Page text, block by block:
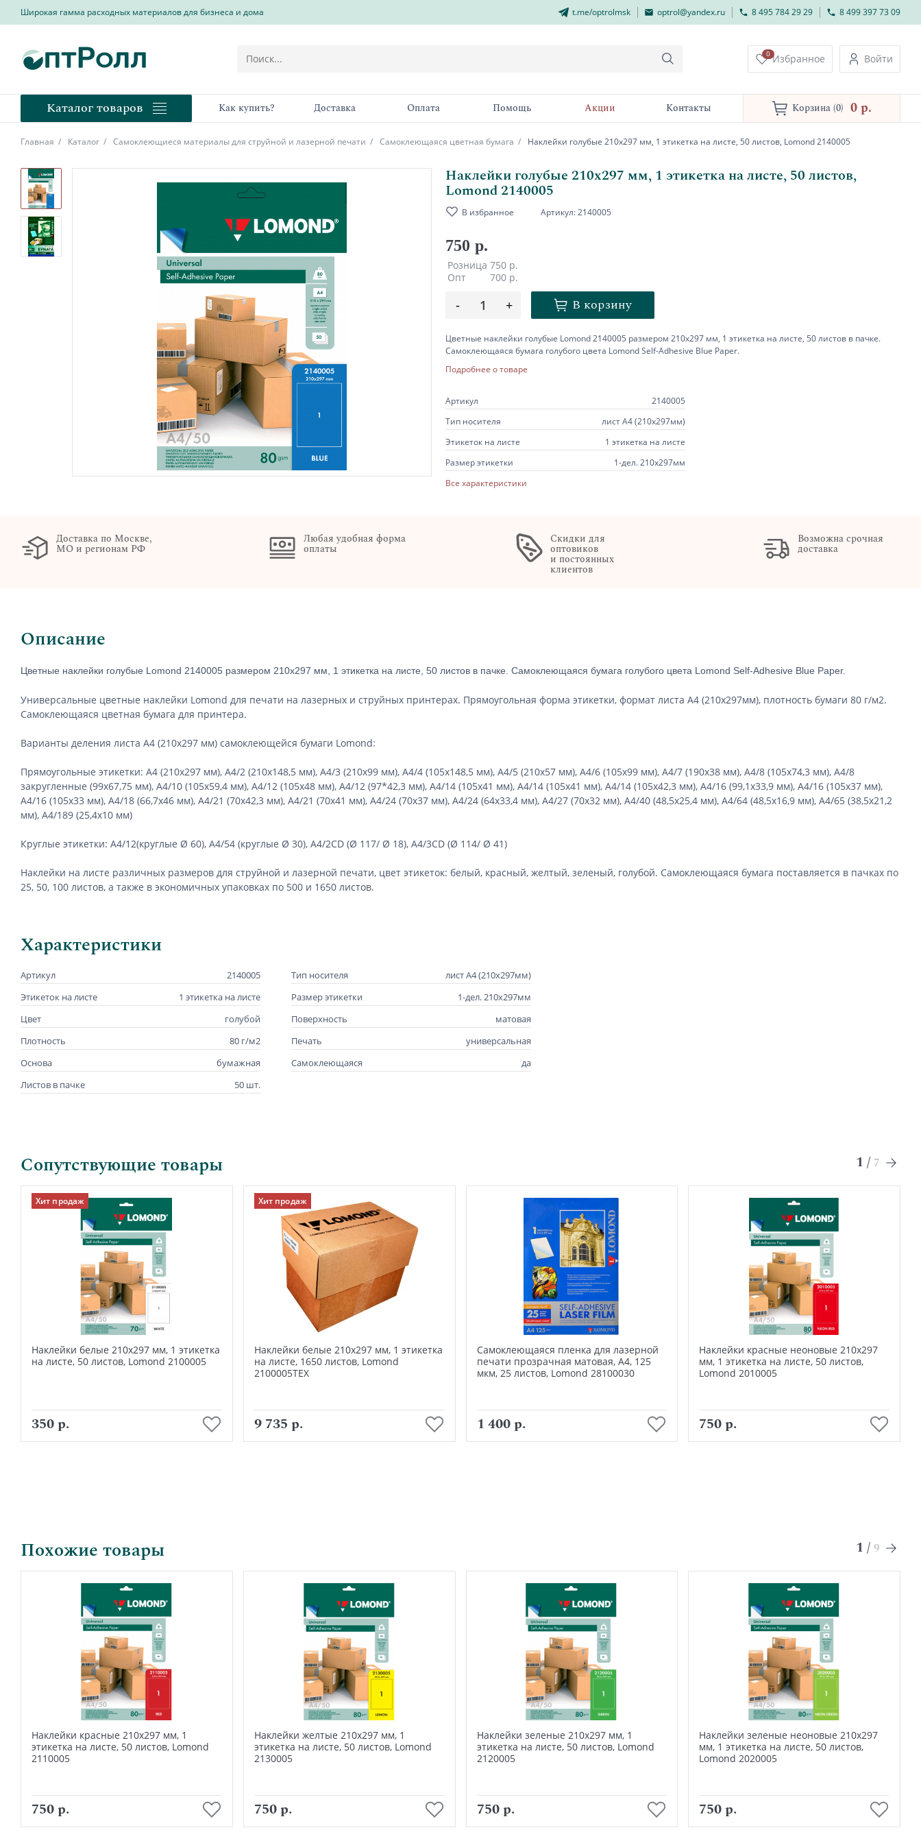
Широкая гамма расходных материалов для бизнеса и дома t.me/optrolmsk optrol@yandex.ru 8 495 784 29 29 8 499 397 73 09
0 Избранное Войти
Каталог товаров Как купить? Доставка Оплата Помощь Акции Контакты Корзина (0) 0 p.
Главная Каталог Самоклеющиеся материалы для струйной и лазерной печати Самоклеющаяся цветная бумага Наклейки голубые 210х297 мм, 1 этикетка на листе, 50 листов, Lomond 2140005
Наклейки голубые 210х297 мм, 1 этикетка на листе, 50 листов,
Lomond 2140005
В избранное Артикул:2140005
750 р.
Розница 750 р.
Опт
700 р.
- 1 + В корзину
Цветные наклейки голубые Lomond 2140005 размером 210х297 мм, 1 этикетка на листе, 50 листов в пачке.
Самоклеющаяся бумага голубого цвета Lomond Self-Adhesive Blue Paper.
Подробнее о товаре
Артикул
2140005
Тип носителя
лист А4 (210х297мм)
Этикеток на листе
1 этикетка на листе
Размер этикетки
1-дел. 210х297мм
Все характеристики
Доставка по Москве,
МО и регионам РФ
Любая удобная форма
оплаты
Скидки для
оптовиков
и постоянных
клиентов
Возможна срочная
доставка
Описание
Цветные наклейки голубые Lomond 2140005 размером 210х297 мм, 1 этикетка на листе, 50 листов в пачке. Самоклеющаяся бумага голубого цвета Lomond Self-Adhesive Blue Paper.
Универсальные цветные наклейки Lomond для печати на лазерных и струйных принтерах. Прямоугольная форма этикетки, формат листа А4 (210х297мм), плотность бумаги 80 г/м2.
Самоклеющаяся цветная бумага для принтера.
Варианты деления листа А4 (210х297 мм) самоклеющейся бумаги Lomond:
Прямоугольные этикетки: А4 (210х297 мм), А4/2 (210х148,5 мм), А4/3 (210х99 мм), А4/4 (105х148,5 мм), А4/5 (210х57 мм), А4/6 (105х99 мм), А4/7 (190х38 мм), А4/8 (105х74,3 мм), А4/8
закругленные (99х67,75 мм), А4/10 (105х59,4 мм), А4/12 (105х48 мм), А4/12 (97*42,3 мм), А4/14 (105х41 мм), А4/14 (105х41 мм), А4/14 (105х42,3 мм), А4/16 (99,1х33,9 мм), А4/16 (105х37 мм),
А4/16 (105х33 мм), А4/18 (66,7х46 мм), А4/21 (70х42,3 мм), А4/21 (70х41 мм), А4/24 (70х37 мм), А4/24 (64х33,4 мм), А4/27 (70х32 мм), А4/40 (48,5х25,4 мм), А4/64 (48,5х16,9 мм), А4/65 (38,5х21,2
мм), А4/189 (25,4х10 мм)
Круглые этикетки: А4/12(круглые Ø 60), А4/54 (круглые Ø 30), А4/2CD (Ø 117/ Ø 18), А4/3CD (Ø 114/ Ø 41)
Наклейки на листе различных размеров для струйной и лазерной печати, цвет этикеток: белый, красный, желтый, зеленый, голубой. Самоклеющаяся бумага поставляется в пачках по
25, 50, 100 листов, а также в экономичных упаковках по 500 и 1650 листов.
Характеристики
Артикул 2140005 Тип носителя
лист А4 (210х297мм)
Этикеток на листе
1 этикетка на листе Размер этикетки
1-дел. 210х297мм
Цвет
голубой Поверхность
матовая
Плотность
80 г/м2 Печать
универсальная
Основа
бумажная Самоклеющаяся
да
Листов в пачке
50 шт.
Сопутствующие товары 1 / 7
Хит продаж
Наклейки белые 210х297 мм, 1 этикетка
на листе, 50 листов, Lomond 2100005
350 р.
Хит продаж
Наклейки белые 210х297 мм, 1 этикетка
на листе, 1650 листов, Lomond
2100005ТЕХ
9 735 р.
Самоклеющаяся пленка для лазерной
печати прозрачная матовая, А4, 125
мкм, 25 листов, Lomond 28100030
1 400 р.
Наклейки красные неоновые 210х297
мм, 1 этикетка на листе, 50 листов,
Lomond 2010005
750 р.
Похожие товары 1 / 9
Наклейки красные 210х297 мм, 1
этикетка на листе, 50 листов, Lomond
2110005
750 р.
Наклейки желтые 210х297 мм, 1
этикетка на листе, 50 листов, Lomond
2130005
750 р.
Наклейки зеленые 210х297 мм, 1
этикетка на листе, 50 листов, Lomond
2120005
750 р.
Наклейки зеленые неоновые 210х297
мм, 1 этикетка на листе, 50 листов,
Lomond 2020005
750 р.